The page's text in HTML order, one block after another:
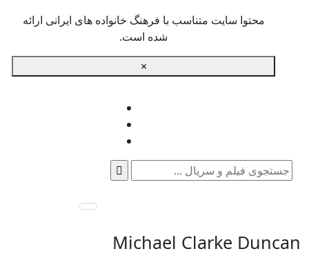
محتوا سایت متناسب با فرهنگ خانواده های ایرانی ارائه
شده است.
×
جستجو
برای:
Michael Clarke Duncan